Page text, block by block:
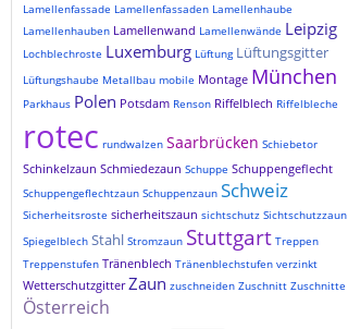
Lamellenfassade Lamellenfassaden Lamellenhaube
Lamellenhauben Lamellenwand Lamellenwände Leipzig
Lochblechroste Luxemburg Lüftung Lüftungsgitter
Lüftungshaube Metallbau mobile Montage München
Parkhaus Polen Potsdam Renson Riffelblech Riffelbleche
rotec rundwalzen Saarbrücken Schiebetor
Schinkelzaun Schmiedezaun Schuppe Schuppengeflecht
Schuppengeflechtzaun Schuppenzaun Schweiz
Sicherheitsroste sicherheitszaun sichtschutz Sichtschutzzaun
Spiegelblech Stahl Stromzaun Stuttgart Treppen
Treppenstufen Tränenblech Tränenblechstufen verzinkt
Wetterschutzgitter Zaun zuschneiden Zuschnitt Zuschnitte
Österreich